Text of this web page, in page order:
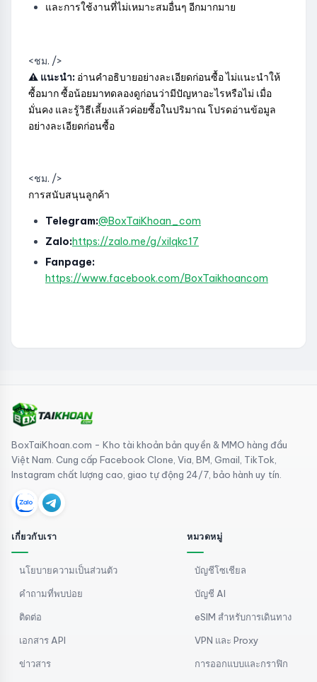
และการใช้งานที่ไม่เหมาะสมอื่นๆ อีกมากมาย
<ชม. />
⚠️ แนะนำ: อ่านคำอธิบายอย่างละเอียดก่อนซื้อ ไม่แนะนำให้
ซื้อมาก ซื้อน้อยมาทดลองดูก่อนว่ามีปัญหาอะไรหรือไม่ เมื่อ
มั่นคง และรู้วิธีเลี้ยงแล้วค่อยซื้อในปริมาณ โปรดอ่านข้อมูล
อย่างละเอียดก่อนซื้อ
<ชม. />
การสนับสนุนลูกค้า
Telegram:@BoxTaiKhoan_com
Zalo:https://zalo.me/g/xilqkc17
Fanpage:
https://www.facebook.com/BoxTaikhoancom
BoxTaiKhoan.com - Kho tài khoản bản quyền & MMO hàng đầu
Việt Nam. Cung cấp Facebook Clone, Via, BM, Gmail, TikTok,
Instagram chất lượng cao, giao tự động 24/7, bảo hành uy tín.
เกี่ยวกับเรา
นโยบายความเป็นส่วนตัว
คำถามที่พบบ่อย
ติดต่อ
เอกสาร API
ข่าวสาร
หมวดหมู่
บัญชีโซเชียล
บัญชี AI
eSIM สำหรับการเดินทาง
VPN และ Proxy
การออกแบบและกราฟิก